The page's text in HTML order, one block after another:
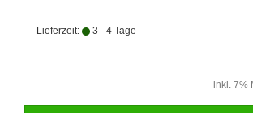
Lieferzeit: 3 - 4 Tage
inkl. 7%